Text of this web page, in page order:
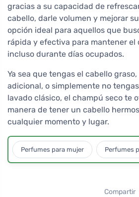
gracias a su capacidad de
cabello, darle volumen y mejorar
opción ideal para aquellos que
rápida y efectiva para mantener el
incluso durante días ocupados.
Ya sea que tengas el cabello
adicional, o simplemente no
lavado clásico, el champú seco te
manera de tener un cabello
cualquier momento y lugar.
Perfumes para mujer Perfumes
Compartir